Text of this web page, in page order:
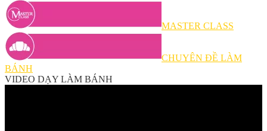
MASTER CLASS
CHUYÊN ĐỀ LÀM
BÁNH
VIDEO DẠY LÀM BÁNH